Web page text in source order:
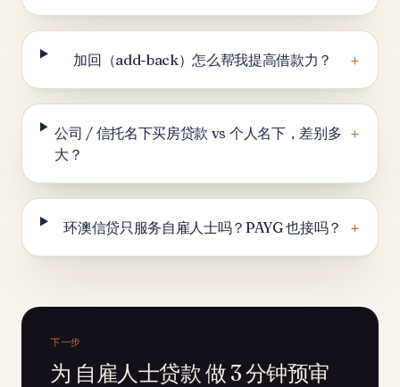
加回（add-back）怎么帮我提高借款力？ +
公司 / 信托名下买房贷款 vs 个人名下，差别多
大？
+
环澳信贷只服务自雇人士吗？PAYG 也接吗？ +
下一步
为 自雇人士贷款 做 3 分钟预审